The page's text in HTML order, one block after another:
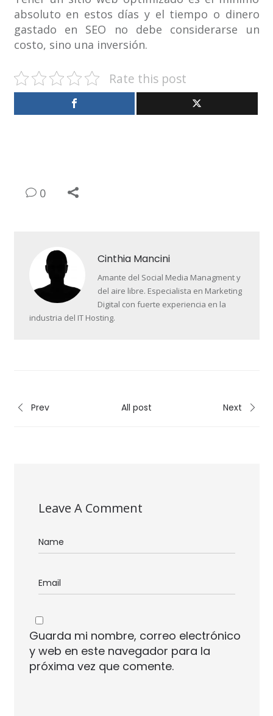
absoluto en estos días y el tiempo o dinero
gastado en SEO no debe considerarse un
costo, sino una inversión.
Rate this post
0
Cinthia Mancini
Amante del Social Media Managment y
del aire libre. Especialista en Marketing
Digital con fuerte experiencia en la
industria del IT Hosting.
Prev All post Next
Leave A Comment
Guarda mi nombre, correo electrónico
y web en este navegador para la
próxima vez que comente.